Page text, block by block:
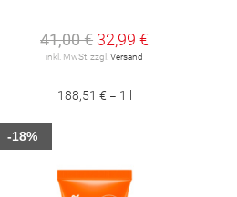
41,00 € 32,99 €
inkl. MwSt. zzgl.Versand
188,51 € = 1 l
-18%